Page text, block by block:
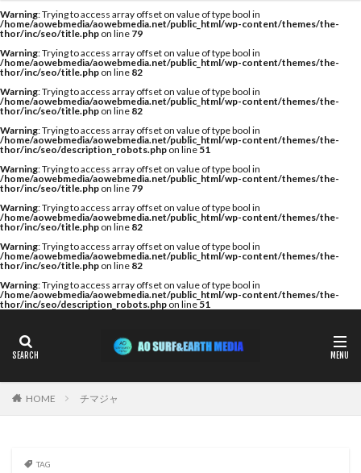
Warning: Trying to access array offset on value of type bool in
/home/aowebmedia/aowebmedia.net/public_html/wp-content/themes/the-
thor/inc/seo/title.php on line 79
Warning: Trying to access array offset on value of type bool in
/home/aowebmedia/aowebmedia.net/public_html/wp-content/themes/the-
thor/inc/seo/title.php on line 82
Warning: Trying to access array offset on value of type bool in
/home/aowebmedia/aowebmedia.net/public_html/wp-content/themes/the-
thor/inc/seo/title.php on line 82
Warning: Trying to access array offset on value of type bool in
/home/aowebmedia/aowebmedia.net/public_html/wp-content/themes/the-
thor/inc/seo/description_robots.php on line51
Warning: Trying to access array offset on value of type bool in
/home/aowebmedia/aowebmedia.net/public_html/wp-content/themes/the-
thor/inc/seo/title.php on line 79
Warning: Trying to access array offset on value of type bool in
/home/aowebmedia/aowebmedia.net/public_html/wp-content/themes/the-
thor/inc/seo/title.php on line 82
Warning: Trying to access array offset on value of type bool in
/home/aowebmedia/aowebmedia.net/public_html/wp-content/themes/the-
thor/inc/seo/title.php on line 82
Warning: Trying to access array offset on value of type bool in
/home/aowebmedia/aowebmedia.net/public_html/wp-content/themes/the-
thor/inc/seo/description_robots.php on line51
HOME チマジャ
TAG
タグ
A WING AIR AIRTIGHT
AQUARIUS
AQUARIUS SURFBOARDS
AWING
AXXE
BAGUSE
Billabong Bryce Young
Camuy Surfboards
Captains Helm
CHABO
DOVE
Fin Less FIREWIRE
GOTCHA
Harlem Surfboards
HOBIE
HURLEY
HYUGA PRO
Indonesia
ISA World Longboard Championship
Japan Open of Surfing
Java
John John Florence
Justice Surfboards
KILLER SURF
KILLER SURF 宮崎
Krui Pro